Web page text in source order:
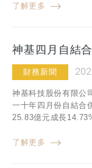
了解更多
神基四月自結
財務新聞
神基科技股份有限公
一十年四月份自結合
25.83億元成長
了解更多